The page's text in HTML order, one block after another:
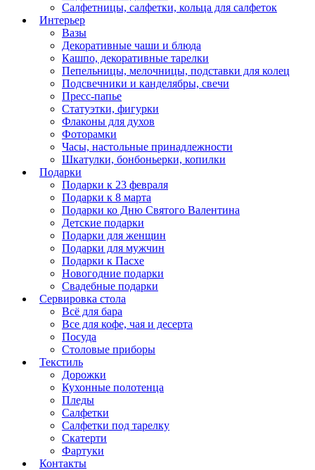
Салфетницы, салфетки, кольца для салфеток
Интерьер
Вазы
Декоративные чаши и блюда
Кашпо, декоративные тарелки
Пепельницы, мелочницы, подставки для колец
Подсвечники и канделябры, свечи
Пресс-папье
Статуэтки, фигурки
Флаконы для духов
Фоторамки
Часы, настольные принадлежности
Шкатулки, бонбоньерки, копилки
Подарки
Подарки к 23 февраля
Подарки к 8 марта
Подарки ко Дню Святого Валентина
Детские подарки
Подарки для женщин
Подарки для мужчин
Подарки к Пасхе
Новогодние подарки
Свадебные подарки
Сервировка стола
Всё для бара
Все для кофе, чая и десерта
Посуда
Столовые приборы
Текстиль
Дорожки
Кухонные полотенца
Пледы
Салфетки
Салфетки под тарелку
Скатерти
Фартуки
Контакты